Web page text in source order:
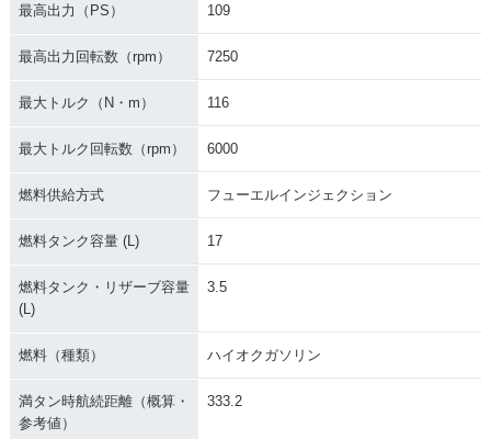
最高出力（PS） 109
最高出力回転数（rpm） 7250
最大トルク（N・m） 116
最大トルク回転数（rpm） 6000
燃料供給方式 フューエルインジェクション
燃料タンク容量 (L) 17
燃料タンク・リザーブ容量
(L)
3.5
燃料（種類） ハイオクガソリン
満タン時航続距離（概算・
参考値）
333.2